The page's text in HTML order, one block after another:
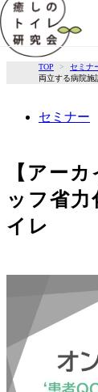
TOP セミナ
両立する病院施
【アー
ッフ省力
イレ
セミナー